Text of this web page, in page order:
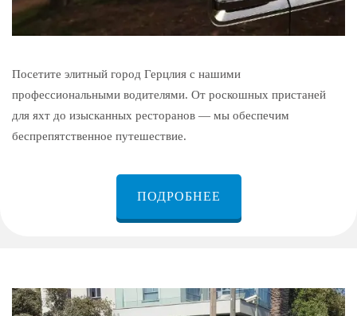
Посетите элитный город Герцлия с нашими
профессиональными водителями. От роскошных пристаней
для яхт до изысканных ресторанов — мы обеспечим
беспрепятственное путешествие.
ПОДРОБНЕЕ